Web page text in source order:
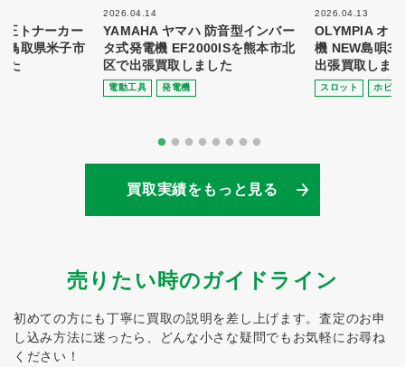
トナーカー
鳥取県米子市
た
2026.04.14
YAMAHA ヤマハ 防音型インバー
タ式発電機 EF2000ISを熊本市北
区で出張買取しました
電動⼯具 発電機
2026.04.13
OLYMPIA オ
機 NEW島唄
出張買取しま
スロット ホビー
買取実績をもっと見る
売りたい時のガイドライン
初めての方にも丁寧に買取の説明を差し上げます。査定のお申
し込み方法に迷ったら、どんな小さな疑問でもお気軽にお尋ね
ください！